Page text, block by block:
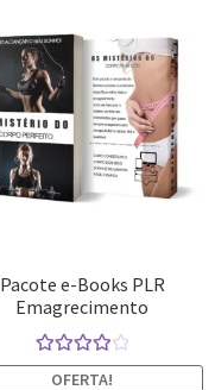
Pacote e-Books PLR
Emagrecimento
Avaliação
OFERTA!